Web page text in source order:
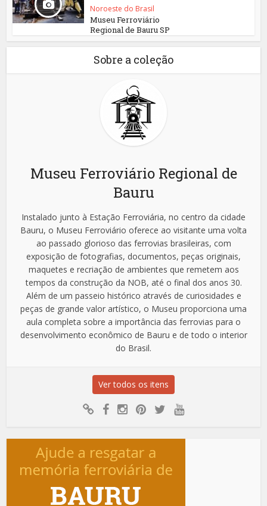
Noroeste do Brasil
Museu Ferroviário
Regional de Bauru SP
Sobre a coleção
Museu Ferroviário Regional de
Bauru
Instalado junto à Estação Ferroviária, no centro da cidade
Bauru, o Museu Ferroviário oferece ao visitante uma volta
ao passado glorioso das ferrovias brasileiras, com
exposição de fotografias, documentos, peças originais,
maquetes e recriação de ambientes que remetem aos
tempos da construção da NOB, até o final dos anos 30.
Além de um passeio histórico através de curiosidades e
peças de grande valor artístico, o Museu proporciona uma
aula completa sobre a importância das ferrovias para o
desenvolvimento econômico de Bauru e de todo o interior
do Brasil.
Ver todos os itens